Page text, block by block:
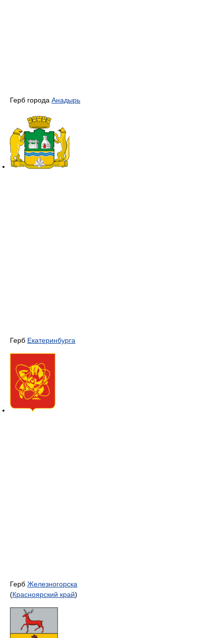
Герб города Анадырь
Герб Екатеринбурга
Герб Железногорска
(Красноярский край)